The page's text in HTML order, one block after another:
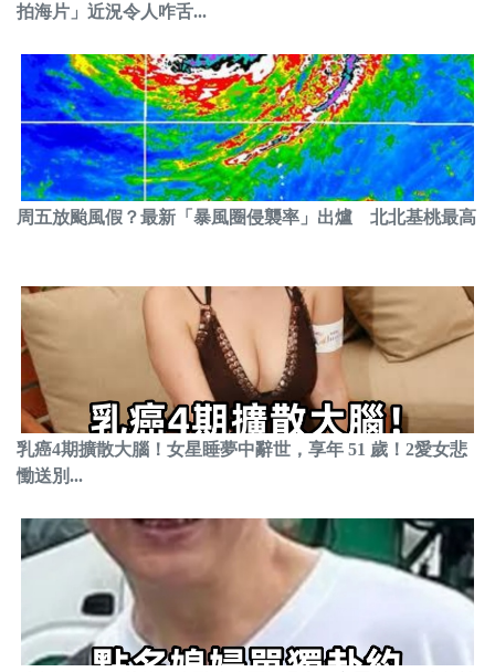
拍海片」近況令人咋舌...
周五放颱風假？最新「暴風圈侵襲率」出爐 北北基桃最高
乳癌4期擴散大腦！女星睡夢中辭世，享年 51 歲！2愛女悲
慟送別...